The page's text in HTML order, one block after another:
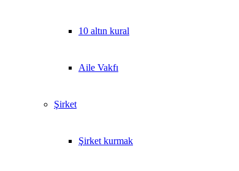
10 altın kural
Aile Vakfı
Şirket
Şirket kurmak